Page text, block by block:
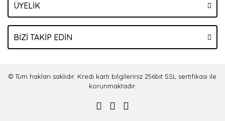
ÜYELİK
BİZİ TAKİP EDİN
© Tüm hakları saklıdır. Kredi kartı bilgileriniz 256bit SSL sertifikası ile
korunmaktadır.